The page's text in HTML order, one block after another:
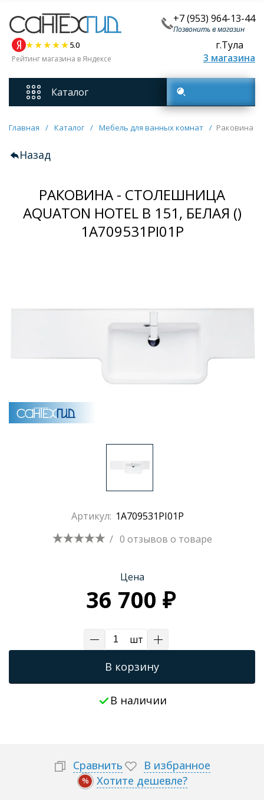
+7 (953) 964-13-44
Позвонить в магазин
5.0
Рейтинг магазина в Яндексе
г.Тула
3 магазина
Каталог
Смесители
Унитазы
Мебель для ванных комнат
Душевые кабины
Аксессуары для ванных комнат
Душевые поддоны
Трапы для душевых
Главная / Каталог / Мебель для ванных комнат / Раковина -
Назад
РАКОВИНА - СТОЛЕШНИЦА
AQUATON HOTEL B 151, БЕЛАЯ ()
1A709531PI01P
Артикул: 1A709531PI01P
/ 0 отзывов о товаре
Цена
36 700 ₽
шт
В корзину
В наличии
Сравнить В избранное
% Хотите дешевле?